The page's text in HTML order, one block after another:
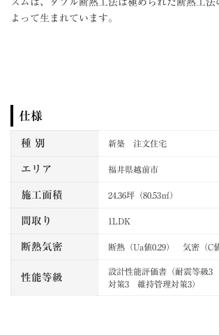
よって生まれています。
仕様
種 別 新築 注文住宅
エリア 福井県越前市
施工面積 24.36坪（80.53㎡）
間取り 1LDK
断熱気密 断熱（Ua値0.29） 気密（C値
性能等級
設計性能評価書（耐震等級
対策3 維持管理対策3）